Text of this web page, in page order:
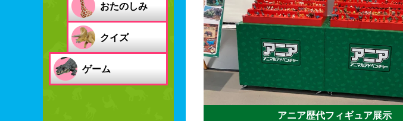
おたのしみ
クイズ
ゲーム
アニア歴代フィギュア展示